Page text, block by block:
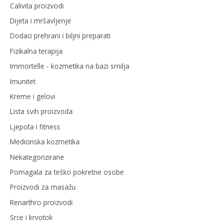
Calivita proizvodi
Dijeta i mršavljenje
Dodaci prehrani i biljni preparati
Fizikalna terapija
Immortelle - kozmetika na bazi smilja
Imunitet
Kreme i gelovi
Lista svih proizvoda
Ljepota i fitness
Medicinska kozmetika
Nekategorizirane
Pomagala za teško pokretne osobe
Proizvodi za masažu
Renarthro proizvodi
Srce i krvotok